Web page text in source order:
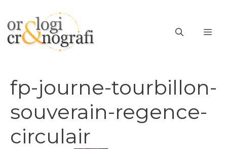
contenuto
fp-journe-tourbillon-
souverain-regence-
circulair